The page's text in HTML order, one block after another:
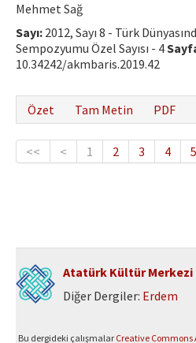
Mehmet Sağ
Sayı: 2012, Sayı 8 - Türk
Sempozyumu Özel Sayısı - 4
10.34242/akmbaris.2019.42
Özet
Tam Metin PDF
<< < 1 2 3 4 5
Atatürk Kültür Merkezi
Diğer Dergiler: Erdem
Bu dergideki çalışmalar Creative Commons